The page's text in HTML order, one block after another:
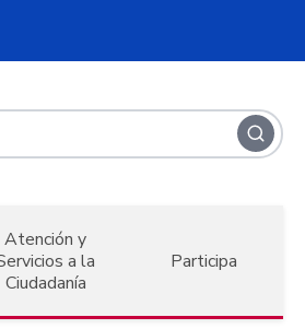
Atención y
a la
Ciudadanía
Participa